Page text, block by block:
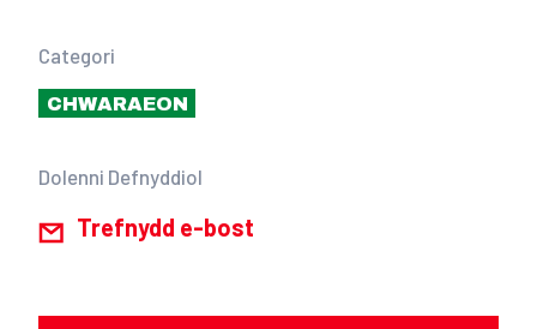
Categori
CHWARAEON
Dolenni Defnyddiol
Trefnydd e-bost